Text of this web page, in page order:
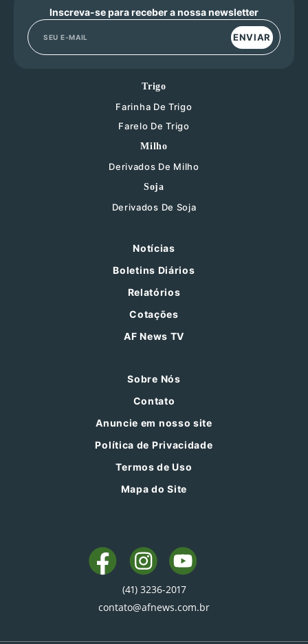
Inscreva-se para receber a nossa newsletter
ENVIAR
Trigo
Farinha De Trigo
Farelo De Trigo
Milho
Derivados De Milho
Soja
Derivados De Soja
Notícias
Boletins Diários
Relatórios
Cotações
AF News TV
Sobre Nós
Contato
Anuncie em nosso site
Política de Privacidade
Termos de Uso
Mapa do Site
(41) 3236-2017
contato@afnews.com.br